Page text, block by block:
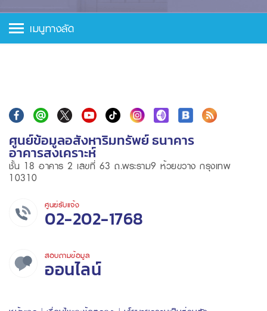
เมนูทางลัด
ศูนย์ข้อมูลอสังหาริมทรัพย์ ธนาคาร
อาคารสงเคราะห์
ชั้น 18 อาคาร 2 เลขที่ 63 ถ.พระราม9 ห้วยขวาง กรุงเทพ
10310
ศูนย์รับแจ้ง
02-202-1768
สอบถามข้อมูล
ออนไลน์